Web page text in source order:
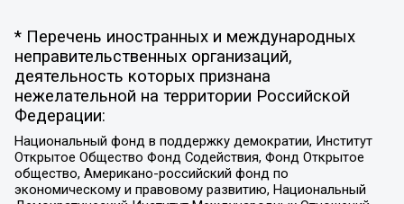
* Перечень иностранных и международных
неправительственных организаций,
деятельность которых признана
нежелательной на территории Российской
Федерации:
Национальный фонд в поддержку демократии, Институт
Открытое Общество Фонд Содействия, Фонд Открытое
общество, Американо-российский фонд по
экономическому и правовому развитию, Национальный